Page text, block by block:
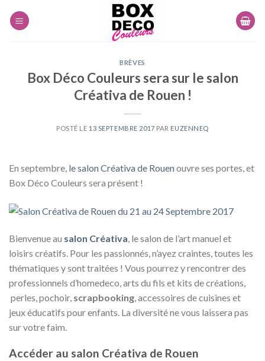
BRÈVES
Box Déco Couleurs sera sur le salon
Créativa de Rouen !
POSTÉ LE 13 SEPTEMBRE 2017 PAR EUZENNEQ
En septembre, le salon Créativa de Rouenouvre ses portes, et
Box Déco Couleurs sera présent !
Bienvenue au salon Créativa , le salon de l’art manuel et
loisirs créatifs. Pour les passionnés, n’ayez craintes, toutes les
thématiques y sont traitées ! Vous pourrez y rencontrer des
professionnels d’homedeco, arts du fils et kits de créations,
perles, pochoir, scrapbooking , accessoires de cuisines et
jeux éducatifs pour enfants. La diversité ne vous laissera pas
sur votre faim.
Accéder au salon Créativa de Rouen